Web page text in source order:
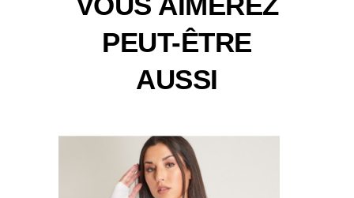
PEUT-ÊTRE
AUSSI